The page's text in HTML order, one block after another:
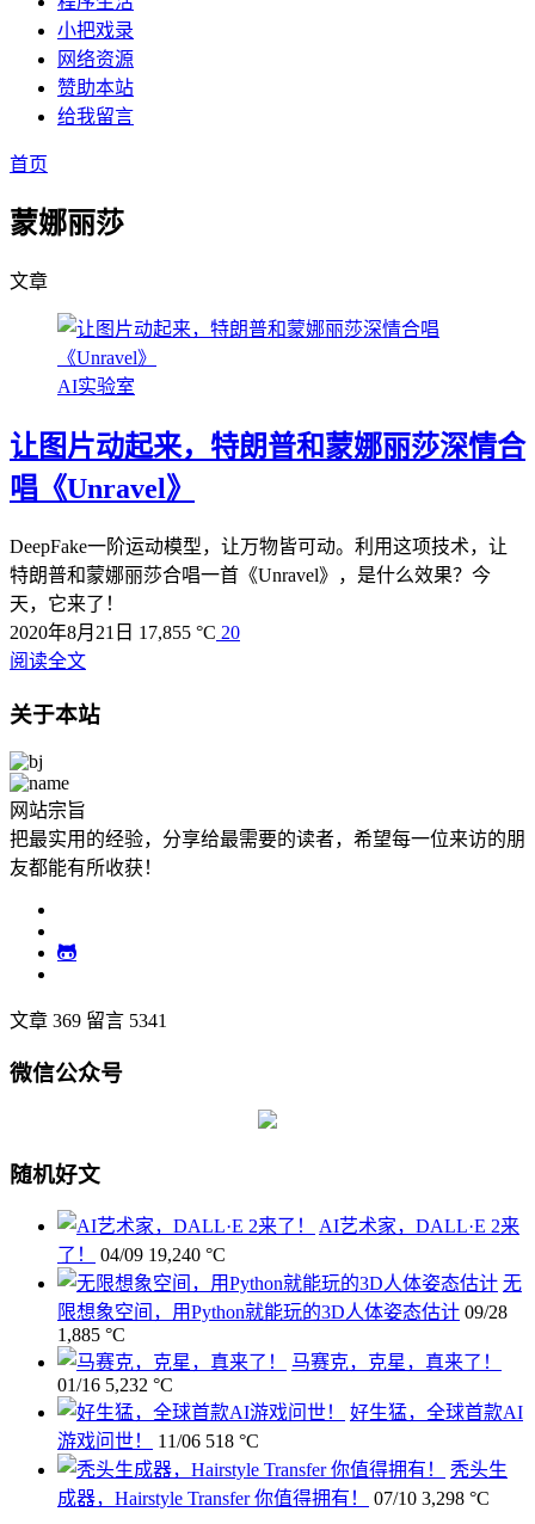
小把戏录
网络资源
赞助本站
给我留言
首页
蒙娜丽莎
文章
AI实验室
让图片动起来，特朗普和蒙娜丽莎深情合
唱《Unravel》
DeepFake一阶运动模型，让万物皆可动。利用这项技术，让
特朗普和蒙娜丽莎合唱一首《Unravel》，是什么效果？今
天，它来了！
2020年8月21日 17,855 °C 20
阅读全文
关于本站
网站宗旨
把最实用的经验，分享给最需要的读者，希望每一位来访的朋
友都能有所收获！
文章 369 留言 5341
微信公众号
随机好文
AI艺术家，DALL·E 2来
了！
04/09 19,240 °C
无
限想象空间，用Python就能玩的3D人体姿态估计 09/28
1,885 °C
马赛克，克星，真来了！
01/16 5,232 °C
好生猛，全球首款AI
游戏问世！
11/06 518 °C
秃头生
成器，Hairstyle Transfer 你值得拥有！
07/10 3,298 °C